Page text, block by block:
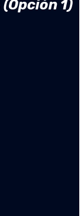
(Opción 1)